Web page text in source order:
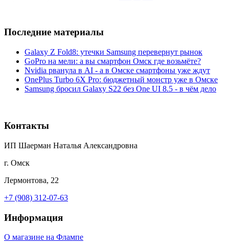
Последние материалы
Galaxy Z Fold8: утечки Samsung перевернут рынок
GoPro на мели: а вы смартфон Омск где возьмёте?
Nvidia рванула в AI - а в Омске смартфоны уже ждут
OnePlus Turbo 6X Pro: бюджетный монстр уже в Омске
Samsung бросил Galaxy S22 без One UI 8.5 - в чём дело
Контакты
ИП Шаерман Наталья Александровна
г. Омск
Лермонтова, 22
+7 (908) 312-07-63
Информация
О магазине на Флампе